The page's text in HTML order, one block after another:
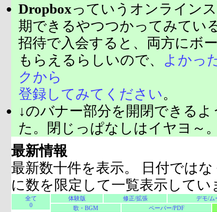
Dropboxっていうオンライン
期できるやつつかってみてい
招待で入会すると、両方にボ
もらえるらしいので、
よかっ
クから
登録してみてください。
↓のバナー部分を開閉できる
た。閉じっぱなしはイヤヨ～
最新情報
最新数十件を表示。 日付では
に数を限定して一覧表示してい
全て
0
体験版 修正/拡張
デモ/ム
歌・BGM
ペーパー/PDF